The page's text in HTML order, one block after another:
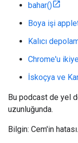
bahar()
Boya işi
Kalıcı
Chrome'u
İskoçya ve
Bu podcast de yel
uzunluğunda.
Bilgin: Cem'in hatası.